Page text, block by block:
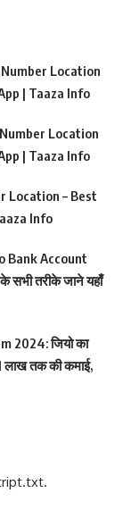
Location
| Taaza Info
Location
| Taaza Info
Location – Best
Info
Bank Account
सभी तरीके जाने यहाँ
2024: जियो का
लाख तक की कमाई,